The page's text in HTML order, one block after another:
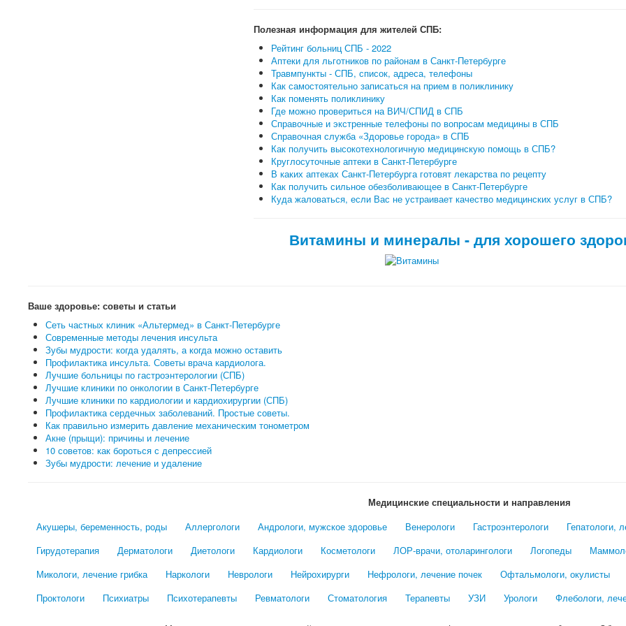
Полезная информация для жителей СПБ:
Рейтинг больниц СПБ - 2022
Аптеки для льготников по районам в Санкт-Петербурге
Травмпункты - СПБ, список, адреса, телефоны
Как самостоятельно записаться на прием в поликлинику
Как поменять поликлинику
Где можно провериться на ВИЧ/СПИД в СПБ
Справочные и экстренные телефоны по вопросам медицины в СПБ
Справочная служба «Здоровье города» в СПБ
Как получить высокотехнологичную медицинскую помощь в СПБ?
Круглосуточные аптеки в Санкт-Петербурге
В каких аптеках Санкт-Петербурга готовят лекарства по рецепту
Как получить сильное обезболивающее в Санкт-Петербурге
Куда жаловаться, если Вас не устраивает качество медицинских услуг в СПБ?
Витамины и минералы - для хорошего
Ваше здоровье: советы и статьи
Сеть частных клиник «Альтермед» в Санкт-Петербурге
Современные методы лечения инсульта
Зубы мудрости: когда удалять, а когда можно оставить
Профилактика инсульта. Советы врача кардиолога.
Лучшие больницы по гастроэнтерологии (СПБ)
Лучшие клиники по онкологии в Санкт-Петербурге
Лучшие клиники по кардиологии и кардиохирургии (СПБ)
Профилактика сердечных заболеваний. Простые советы.
Как правильно измерить давление механическим тонометром
Акне (прыщи): причины и лечение
10 советов: как бороться с депрессией
Зубы мудрости: лечение и удаление
Медицинские специальности и направления
Акушеры, беременность, роды
Аллергологи Андрологи, мужское здоровье Венерологи Гастроэнтерологи
Гепатологи,
Гирудотерапия
Дерматологи Диетологи Кардиологи Косметологи ЛОР-врачи, отоларингологи Логопеды
Микологи, лечение грибка
Наркологи Неврологи Нейрохирурги Нефрологи, лечение почек
Офтальмологи, окулисты
Проктологи
Психиатры Психотерапевты Ревматологи Стоматология Терапевты УЗИ Урологи Флебологи,